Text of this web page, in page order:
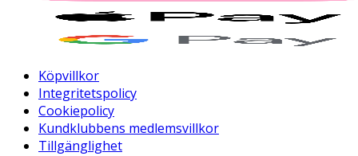
Köpvillkor
Integritetspolicy
Cookiepolicy
Kundklubbens medlemsvillkor
Tillgänglighet